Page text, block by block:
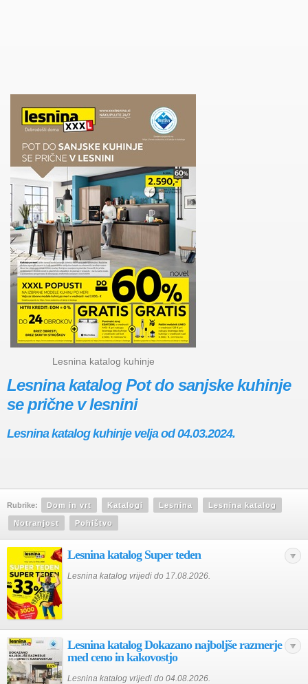
Lesnina katalog kuhinje
Lesnina katalog Pot do sanjske kuhinje
se prične v lesnini
Lesnina katalog kuhinje velja od 04.03.2024.
Rubrike: Dom in vrt Katalogi Lesnina Lesnina katalog
Notranjost Pohištvo
Lesnina katalog Super teden
Lesnina katalog vrijedi do 17.08.2026.
Lesnina katalog Dokazano najboljše razmerje
med ceno in kakovostjo
Lesnina katalog vrijedi do 04.08.2026.